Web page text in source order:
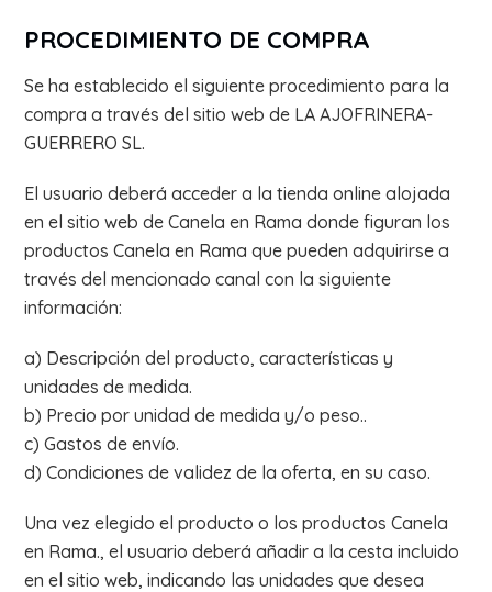
PROCEDIMIENTO DE COMPRA
Se ha establecido el siguiente procedimiento para la
compra a través del sitio web de LA AJOFRINERA-
GUERRERO SL.
El usuario deberá acceder a la tienda online alojada
en el sitio web de Canela en Rama donde figuran los
productos Canela en Rama que pueden adquirirse a
través del mencionado canal con la siguiente
información:
a) Descripción del producto, características y
unidades de medida.
b) Precio por unidad de medida y/o peso..
c) Gastos de envío.
d) Condiciones de validez de la oferta, en su caso.
Una vez elegido el producto o los productos Canela
en Rama., el usuario deberá añadir a la cesta incluido
en el sitio web, indicando las unidades que desea